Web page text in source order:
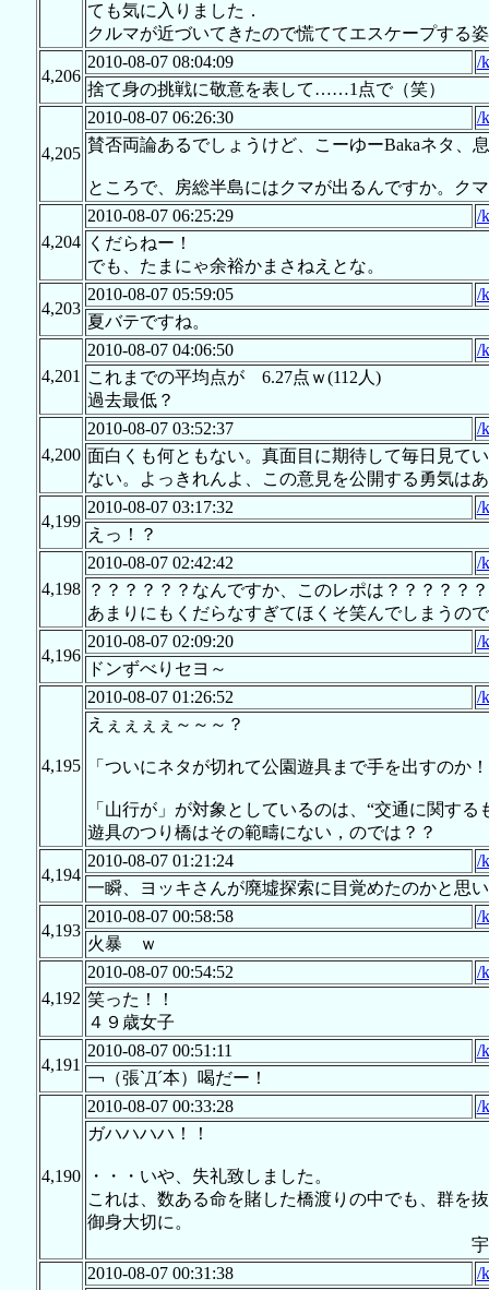
ても気に入りました．
クルマが近づいてきたので慌ててエスケープする
4,206
2010-08-07 08:04:09
/
捨て身の挑戦に敬意を表して……1点で（笑）
4,205
2010-08-07 06:26:30
/
賛否両論あるでしょうけど、こーゆーBakaネタ、
ところで、房総半島にはクマが出るんですか。ク
4,204
2010-08-07 06:25:29
/
くだらねー！
でも、たまにゃ余裕かまさねえとな。
4,203
2010-08-07 05:59:05
/
夏バテですね。
4,201
2010-08-07 04:06:50
/
これまでの平均点が 6.27点ｗ(112人)
過去最低？
4,200
2010-08-07 03:52:37
/
面白くも何ともない。真面目に期待して毎日見て
ない。よっきれんよ、この意見を公開する勇気は
4,199
2010-08-07 03:17:32
/
えっ！？
4,198
2010-08-07 02:42:42
/
？？？？？？なんですか、このレポは？？？？？？
あまりにもくだらなすぎてほくそ笑んでしまうの
4,196
2010-08-07 02:09:20
/
ドンずべりセヨ～
4,195
2010-08-07 01:26:52
/
えぇぇぇぇ～～～？
「ついにネタが切れて公園遊具まで手を出すのか
「山行が」が対象としているのは、“交通に関する
遊具のつり橋はその範疇にない，のでは？？
4,194
2010-08-07 01:21:24
/
一瞬、ヨッキさんが廃墟探索に目覚めたのかと思
4,193
2010-08-07 00:58:58
/
火暴 ｗ
4,192
2010-08-07 00:54:52
/
笑った！！
４９歳女子
4,191
2010-08-07 00:51:11
/
￢（張`Д´本）喝だー！
4,190
2010-08-07 00:33:28
/
ガハハハハ！！
・・・いや、失礼致しました。
これは、数ある命を賭した橋渡りの中でも、群を
御身大切に。
宇宙
2010-08-07 00:31:38
/